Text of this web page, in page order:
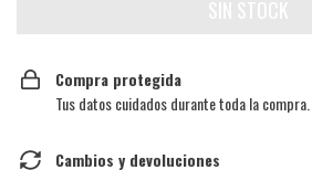
Compra protegida
Tus datos cuidados durante toda la compra.
Cambios y devoluciones